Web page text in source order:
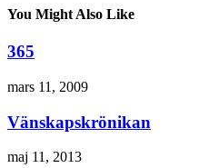
You Might Also Like
365
mars 11, 2009
Vänskapskrönikan
maj 11, 2013